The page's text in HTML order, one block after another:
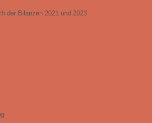
der Bilanzen 2021 und 2023